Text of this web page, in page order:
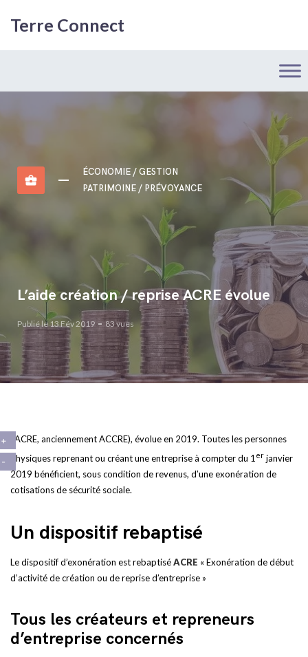
Terre Connect
business_center
ÉCONOMIE / GESTION
PATRIMOINE / PRÉVOYANCE
L’aide création / reprise ACRE évolue
Publié le 13 Fév 2019 83 vues
L’ACRE, anciennement ACCRE), évolue en 2019. Toutes les personnes
physiques reprenant ou créant une entreprise à compter du 1er janvier
2019 bénéficient, sous condition de revenus, d’une exonération de
cotisations de sécurité sociale.
Un dispositif rebaptisé
Le dispositif d’exonération est rebaptiséACRE « Exonération de début
d’activité de création ou de reprise d’entreprise »
Tous les créateurs et repreneurs
d’entreprise concernés